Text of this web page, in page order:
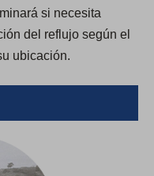
si necesita
del reflujo según el
ubicación.